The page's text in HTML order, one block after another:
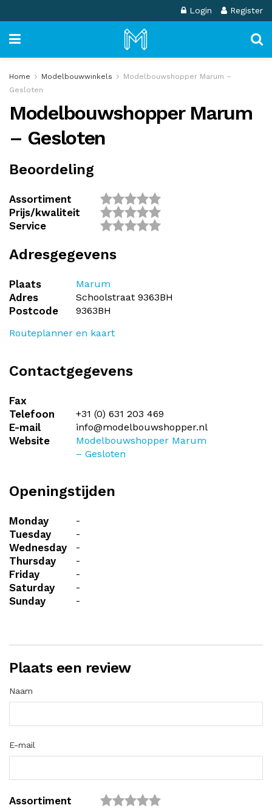
Login Register
Home Modelbouwwinkels
Modelbouwshopper Marum –
Gesloten
Modelbouwshopper Marum
– Gesloten
Beoordeling
Assortiment
Prijs/kwaliteit
Service
Adresgegevens
Plaats Marum
Adres Schoolstraat 9363BH
Postcode
9363BH
Routeplanner en kaart
Contactgegevens
Fax
Telefoon
+31 (0) 631 203 469
E-mail info@modelbouwshopper.nl
Website
Modelbouwshopper Marum
– Gesloten
Openingstijden
Monday -
Tuesday -
Wednesday -
Thursday -
Friday -
Saturday -
Sunday -
Plaats een review
Naam
E-mail
Assortiment